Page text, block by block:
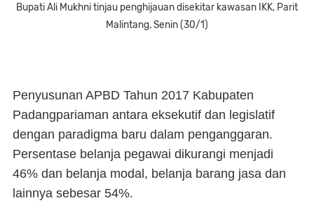
Bupati Ali Mukhni tinjau penghijauan disekitar kawasan IKK, Parit
Malintang, Senin (30/1)
Penyusunan APBD Tahun 2017 Kabupaten
Padangpariaman antara eksekutif dan legislatif
dengan paradigma baru dalam penganggaran.
Persentase belanja pegawai dikurangi menjadi
46% dan belanja modal, belanja barang jasa dan
lainnya sebesar 54%.